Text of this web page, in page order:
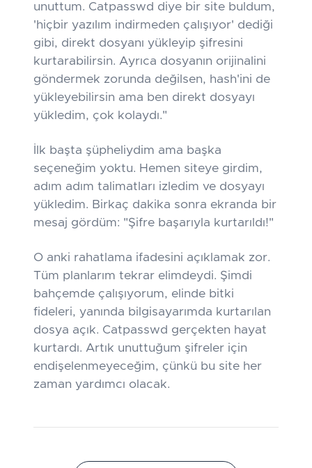
unuttum. Catpasswd diye bir site buldum,
'hiçbir yazılım indirmeden çalışıyor' dediği
gibi, direkt dosyanı yükleyip şifresini
kurtarabilirsin. Ayrıca dosyanın orijinalini
göndermek zorunda değilsen, hash'ini de
yükleyebilirsin ama ben direkt dosyayı
yükledim, çok kolaydı."
İlk başta şüpheliydim ama başka
seçeneğim yoktu. Hemen siteye girdim,
adım adım talimatları izledim ve dosyayı
yükledim. Birkaç dakika sonra ekranda bir
mesaj gördüm: "Şifre başarıyla kurtarıldı!"
O anki rahatlama ifadesini açıklamak zor.
Tüm planlarım tekrar elimdeydi. Şimdi
bahçemde çalışıyorum, elinde bitki
fideleri, yanında bilgisayarımda kurtarılan
dosya açık. Catpasswd gerçekten hayat
kurtardı. Artık unuttuğum şifreler için
endişelenmeyeceğim, çünkü bu site her
zaman yardımcı olacak.